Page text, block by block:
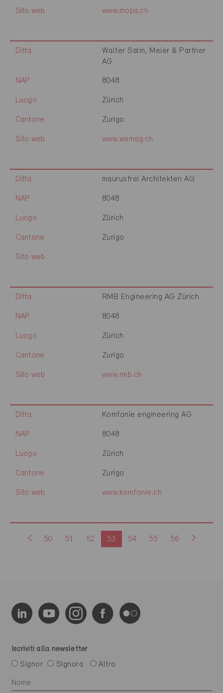
Sito web www.mopa.ch
Ditta
Walter Salm, Meier & Partner
AG
NAP 8048
Luogo Zürich
Cantone Zurigo
Sito web www.wsmag.ch
Ditta maurusfrei Architekten AG
NAP 8048
Luogo Zürich
Cantone Zurigo
Sito web
Ditta RMB Engineering AG Zürich
NAP 8048
Luogo Zürich
Cantone Zurigo
Sito web www.rmb.ch
Ditta Komfonie engineering AG
NAP 8048
Luogo Zürich
Cantone Zurigo
Sito web www.komfonie.ch
50 51 52 53 54 55 56
Iscriviti alla newsletter
Signor
Signora Altro